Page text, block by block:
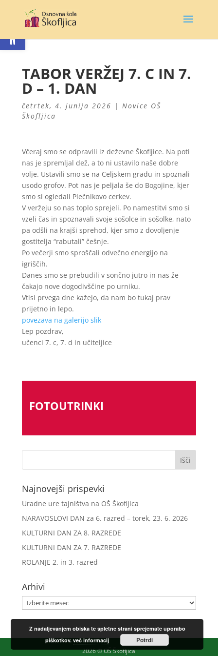
Open toolbar
TABOR VERŽEJ 7. C IN 7.
D – 1. DAN
četrtek, 4. junija 2026 | Novice OŠ
Škofljica
Včeraj smo se odpravili iz deževne Škofljice. Na poti
nas je spremljal dež, a to ni ustavilo naše dobre
volje. Ustavili smo se na Celjskem gradu in spoznali
usodo grofov. Pot nas je peljala še do Bogojine, kjer
smo si ogledali Plečnikovo cerkev.
V veržeju so nas toplo sprejeli. Po namestitvi smo si
vzeli čas in spoznavali svoje sošolce in sošolke, nato
pa odšli na krajši sprehod, kjer smo z dovoljenje
gostitelja “rabutali” češnje.
Po večerji smo sproščali odvečno energijo na
igriščih.
Danes smo se prebudili v sončno jutro in nas že
čakajo nove dogodivščine po urniku.
Vtisi prvega dne kažejo, da nam bo tukaj prav
prijetno in lepo.
povezava na galerijo slik
Lep pozdrav,
učenci 7. c, 7. d in učiteljice
FOTOUTRINKI
Najnovejši prispevki
Uradne ure tajništva na OŠ Škofljica
NARAVOSLOVI DAN za 6. razred – torek, 23. 6. 2026
KULTURNI DAN ZA 8. RAZREDE
KULTURNI DAN ZA 7. RAZREDE
ROLANJE 2. in 3. razred
Arhivi
Arhivi
2026 © OŠ Škofljica
Z nadaljevanjem obiska te spletne strani sprejemate uporabo
piškotkov.več informacij Potrdi